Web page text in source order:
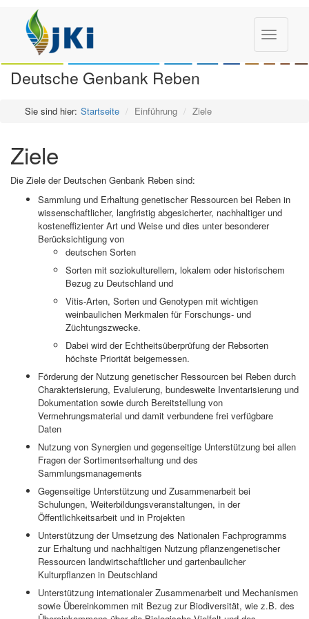
Toggle
Deutsche Genbank Reben
Sie sind hier: Startseite Einführung Ziele
Ziele
Die Ziele der Deutschen Genbank Reben sind:
Sammlung und Erhaltung genetischer Ressourcen bei Reben in
wissenschaftlicher, langfristig abgesicherter, nachhaltiger und
kosteneffizienter Art und Weise und dies unter besonderer
Berücksichtigung von
deutschen Sorten
Sorten mit soziokulturellem, lokalem oder historischem
Bezug zu Deutschland und
Vitis-Arten, Sorten und Genotypen mit wichtigen
weinbaulichen Merkmalen für Forschungs- und
Züchtungszwecke.
Dabei wird der Echtheitsüberprüfung der Rebsorten
höchste Priorität beigemessen.
Förderung der Nutzung genetischer Ressourcen bei Reben durch
Charakterisierung, Evaluierung, bundesweite Inventarisierung und
Dokumentation sowie durch Bereitstellung von
Vermehrungsmaterial und damit verbundene frei verfügbare
Daten
Nutzung von Synergien und gegenseitige Unterstützung bei allen
Fragen der Sortimentserhaltung und des
Sammlungsmanagements
Gegenseitige Unterstützung und Zusammenarbeit bei
Schulungen, Weiterbildungsveranstaltungen, in der
Öffentlichkeitsarbeit und in Projekten
Unterstützung der Umsetzung des Nationalen Fachprogramms
zur Erhaltung und nachhaltigen Nutzung pflanzengenetischer
Ressourcen landwirtschaftlicher und gartenbaulicher
Kulturpflanzen in Deutschland
Unterstützung internationaler Zusammenarbeit und Mechanismen
sowie Übereinkommen mit Bezug zur Biodiversität, wie z.B. des